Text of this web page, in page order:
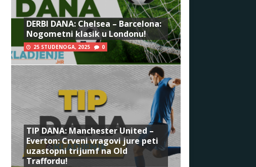
DERBI DANA: Chelsea – Barcelona:
Nogometni klasik u Londonu!
25 STUDENOGA, 2025 0
TIP DANA: Manchester United –
Everton: Crveni vragovi jure peti
uzastopni trijumf na Old
Traffordu!